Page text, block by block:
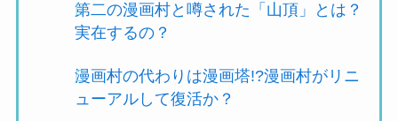
第二の漫画村と噂された「山頂」とは？
実在するの？
漫画村の代わりは漫画塔!?漫画村がリニ
ューアルして復活か？